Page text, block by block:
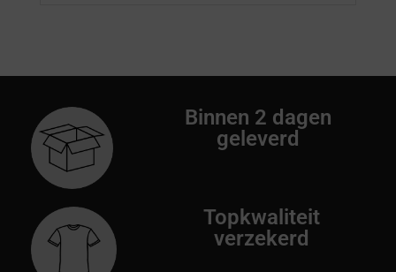
Binnen 2 dagen
geleverd
Topkwaliteit
verzekerd